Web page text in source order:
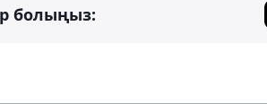
болыңыз: